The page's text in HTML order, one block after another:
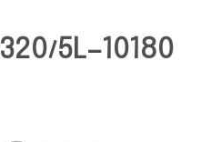
320/5L-10180